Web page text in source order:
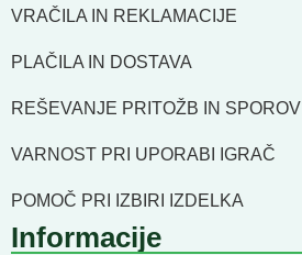
VRAČILA IN REKLAMACIJE
PLAČILA IN DOSTAVA
REŠEVANJE PRITOŽB IN SPOROV
VARNOST PRI UPORABI IGRAČ
POMOČ PRI IZBIRI IZDELKA
Informacije